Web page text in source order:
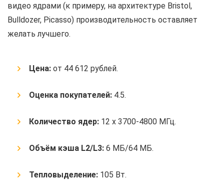
видео ядрами (к примеру, на архитектуре Bristol,
Bulldozer, Picasso) производительность оставляет
желать лучшего.
Цена: от 44 612 рублей.
Оценка покупателей: 4.5.
Количество ядер: 12 x 3700-4800 МГц.
Объём кэша L2/L3: 6 МБ/64 МБ.
Тепловыделение: 105 Вт.